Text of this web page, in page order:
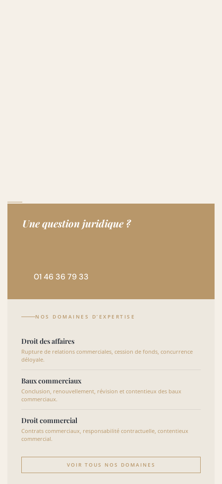
Une question juridique ?
01 46 36 79 33
NOS DOMAINES D’EXPERTISE
Droit des affaires
Rupture de relations commerciales, cession de fonds, concurrence
déloyale.
Baux commerciaux
Conclusion, renouvellement, révision et contentieux des baux
commerciaux.
Droit commercial
Contrats commerciaux, responsabilité contractuelle, contentieux
commercial.
VOIR TOUS NOS DOMAINES